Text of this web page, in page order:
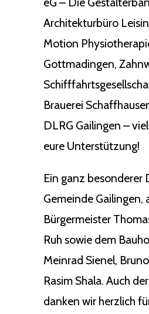
Architekturbüro
Motion
Gottmadingen,
Brauerei
DLRG Gailingen –
eure Unterstützung!
Ein ganz besonderer
Gemeinde Gailingen,
Bürgermeister
Ruh sowie dem
Meinrad Sienel,
Rasim Shala. Auch
danken wir herzlich